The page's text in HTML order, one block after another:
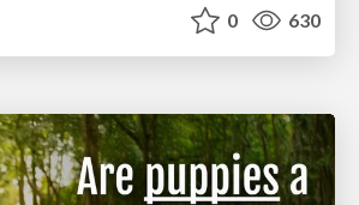
0 630